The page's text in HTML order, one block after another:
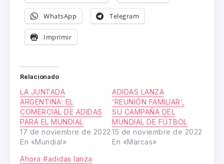
WhatsApp Telegram
Imprimir
Relacionado
LA JUNTADA
ARGENTINA: EL
COMERCIAL DE ADIDAS
PARA EL MUNDIAL
17 de noviembre de 2022
En «Mundial»
ADIDAS LANZA
‘REUNIÓN FAMILIAR’,
SU CAMPAÑA DEL
MUNDIAL DE FÚTBOL
15 de noviembre de 2022
En «Marcas»
Ahora #adidas lanza